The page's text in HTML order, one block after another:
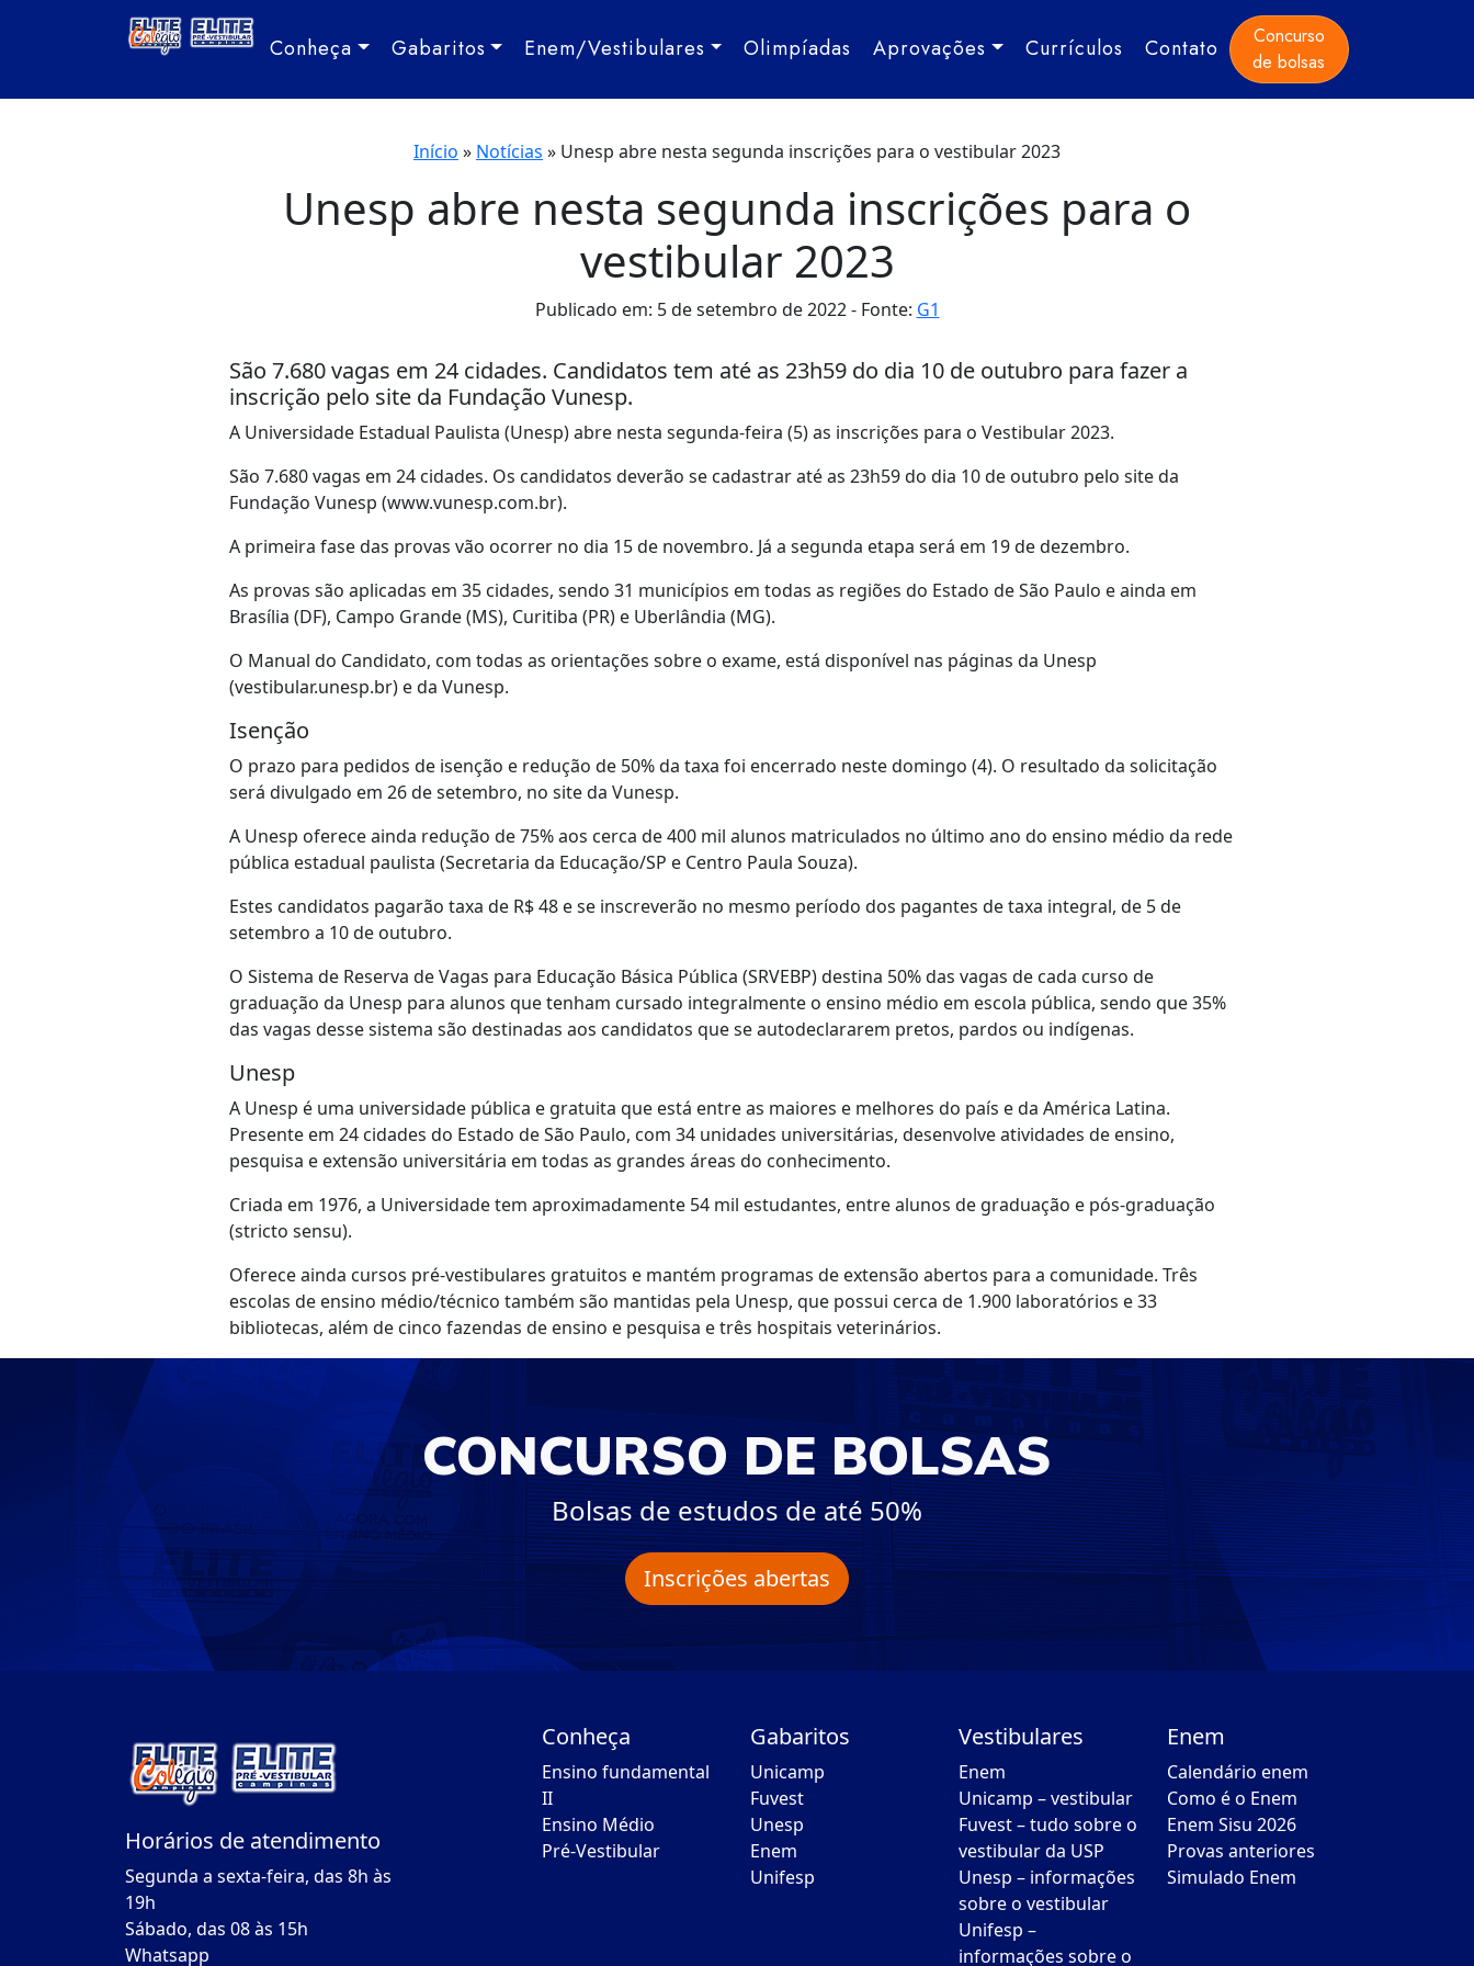
Concurso
de bolsas
Conheça Gabaritos Enem/Vestibulares Olimpíadas Aprovações Currículos Contato
Início » Notícias » Unesp abre nesta segunda inscrições para o vestibular 2023
Unesp abre nesta segunda inscrições para o
vestibular 2023
Publicado em: 5 de setembro de 2022 Fonte: G1
São 7.680 vagas em 24 cidades. Candidatos tem até as 23h59 do dia 10 de outubro para fazer a
inscrição pelo site da Fundação Vunesp.
A Universidade Estadual Paulista (Unesp) abre nesta segunda-feira (5) as inscrições para o Vestibular 2023.
São 7.680 vagas em 24 cidades. Os candidatos deverão se cadastrar até as 23h59 do dia 10 de outubro pelo site da
Fundação Vunesp (www.vunesp.com.br).
A primeira fase das provas vão ocorrer no dia 15 de novembro. Já a segunda etapa será em 19 de dezembro.
As provas são aplicadas em 35 cidades, sendo 31 municípios em todas as regiões do Estado de São Paulo e ainda em
Brasília (DF), Campo Grande (MS), Curitiba (PR) e Uberlândia (MG).
O Manual do Candidato, com todas as orientações sobre o exame, está disponível nas páginas da Unesp
(vestibular.unesp.br) e da Vunesp.
Isenção
O prazo para pedidos de isenção e redução de 50% da taxa foi encerrado neste domingo (4). O resultado da solicitação
será divulgado em 26 de setembro, no site da Vunesp.
A Unesp oferece ainda redução de 75% aos cerca de 400 mil alunos matriculados no último ano do ensino médio da rede
pública estadual paulista (Secretaria da Educação/SP e Centro Paula Souza).
Estes candidatos pagarão taxa de R$ 48 e se inscreverão no mesmo período dos pagantes de taxa integral, de 5 de
setembro a 10 de outubro.
O Sistema de Reserva de Vagas para Educação Básica Pública (SRVEBP) destina 50% das vagas de cada curso de
graduação da Unesp para alunos que tenham cursado integralmente o ensino médio em escola pública, sendo que 35%
das vagas desse sistema são destinadas aos candidatos que se autodeclararem pretos, pardos ou indígenas.
Unesp
A Unesp é uma universidade pública e gratuita que está entre as maiores e melhores do país e da América Latina.
Presente em 24 cidades do Estado de São Paulo, com 34 unidades universitárias, desenvolve atividades de ensino,
pesquisa e extensão universitária em todas as grandes áreas do conhecimento.
Criada em 1976, a Universidade tem aproximadamente 54 mil estudantes, entre alunos de graduação e pós-graduação
(stricto sensu).
Oferece ainda cursos pré-vestibulares gratuitos e mantém programas de extensão abertos para a comunidade. Três
escolas de ensino médio/técnico também são mantidas pela Unesp, que possui cerca de 1.900 laboratórios e 33
bibliotecas, além de cinco fazendas de ensino e pesquisa e três hospitais veterinários.
CONCURSO DE BOLSAS
Bolsas de estudos de até 50%
Inscrições abertas
Horários de atendimento
Segunda a sexta-feira, das 8h às
19h
Sábado, das 08 às 15h
Whatsapp
Conheça
Ensino fundamental
II
Ensino Médio
Pré-Vestibular
Gabaritos
Unicamp
Fuvest
Unesp
Enem
Unifesp
Vestibulares
Enem
Unicamp – vestibular
Fuvest – tudo sobre o
vestibular da USP
Unesp – informações
sobre o vestibular
Unifesp –
informações sobre o
Enem
Calendário enem
Como é o Enem
Enem Sisu 2026
Provas anteriores
Simulado Enem